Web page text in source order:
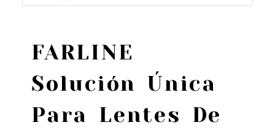
FARLINE
Solución Única
Para Lentes De